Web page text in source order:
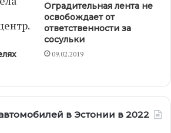
Оградительная лента не
освобождает от
ответственности за
сосульки
09.02.2019
в Эстонии в 2022